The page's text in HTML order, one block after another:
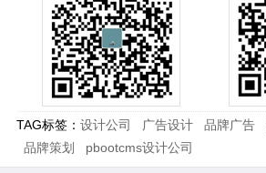
TAG标签： 设计公司 广告设计 品牌广告
品牌策划
pbootcms设计公司